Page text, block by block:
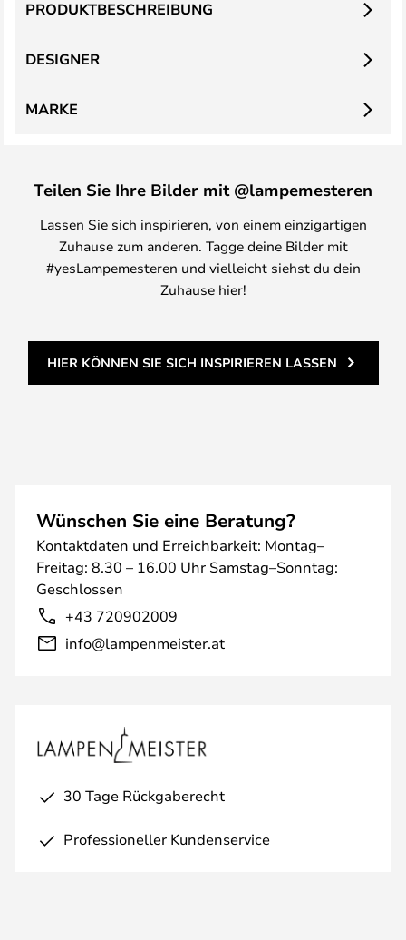
PRODUKTBESCHREIBUNG
DESIGNER
MARKE
Teilen Sie Ihre Bilder mit @lampemesteren
Lassen Sie sich inspirieren, von einem einzigartigen
Zuhause zum anderen. Tagge deine Bilder mit
#yesLampemesteren und vielleicht siehst du dein
Zuhause hier!
HIER KÖNNEN SIE SICH INSPIRIEREN LASSEN
Wünschen Sie eine Beratung?
Kontaktdaten und Erreichbarkeit: Montag–
Freitag: 8.30 – 16.00 Uhr Samstag–Sonntag:
Geschlossen
+43 720902009
info@lampenmeister.at
30 Tage Rückgaberecht
Professioneller Kundenservice